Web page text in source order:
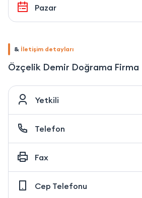
Pazar
& İletişim detayları
Özçelik Demir Doğrama Firma
Yetkili
Telefon
Fax
Cep Telefonu